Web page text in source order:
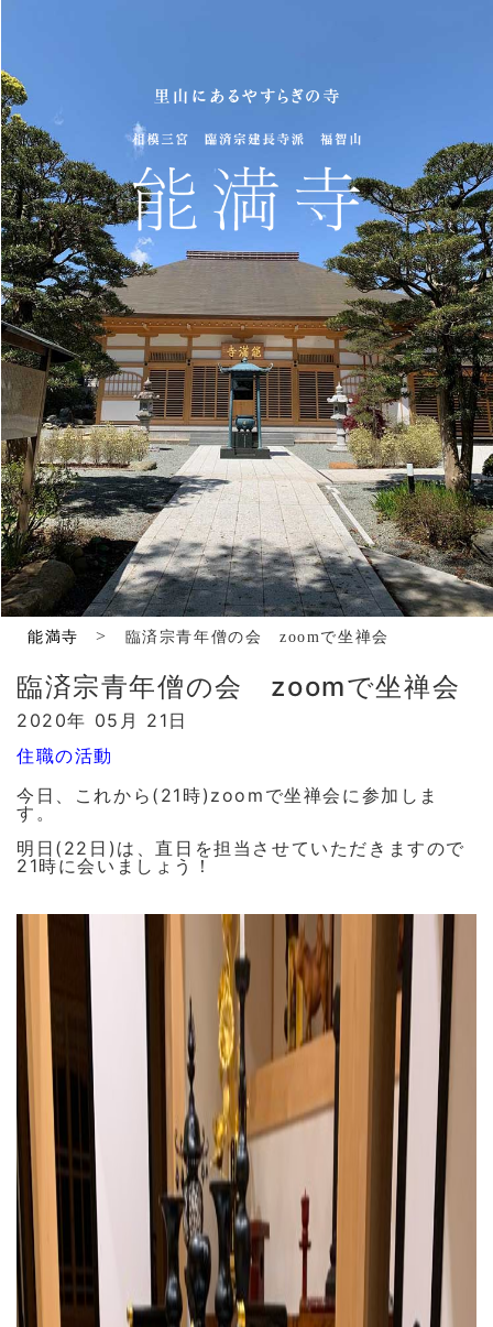
能満寺 > 臨済宗青年僧の会 zoomで坐禅会
臨済宗青年僧の会 zoomで坐禅会
2020年 05月 21日
住職の活動
今日、これから(21時)zoomで坐禅会に参加しま
す。
明日(22日)は、直日を担当させていただきますので
21時に会いましょう！